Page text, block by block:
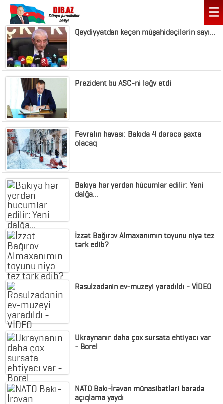
Qeydiyyatdan keçən müşahidəçilərin sayı…
Prezident bu ASC-ni ləğv etdi
Fevralın havası: Bakıda 4 dərəcə şaxta
olacaq
Bakıya hər yerdən hücumlar edilir: Yeni
dalğa...
İzzət Bağırov Almaxanımın toyunu niyə tez
tərk edib?
Rəsulzadənin ev-muzeyi yaradıldı - VİDEO
Ukraynanın daha çox sursata ehtiyacı var
- Borel
NATO Bakı-İrəvan münasibətləri barədə
açıqlama yaydı